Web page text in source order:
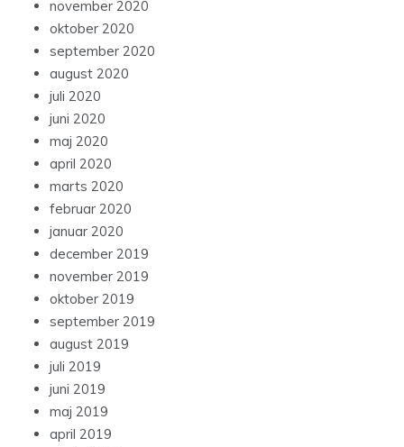
november 2020
oktober 2020
september 2020
august 2020
juli 2020
juni 2020
maj 2020
april 2020
marts 2020
februar 2020
januar 2020
december 2019
november 2019
oktober 2019
september 2019
august 2019
juli 2019
juni 2019
maj 2019
april 2019